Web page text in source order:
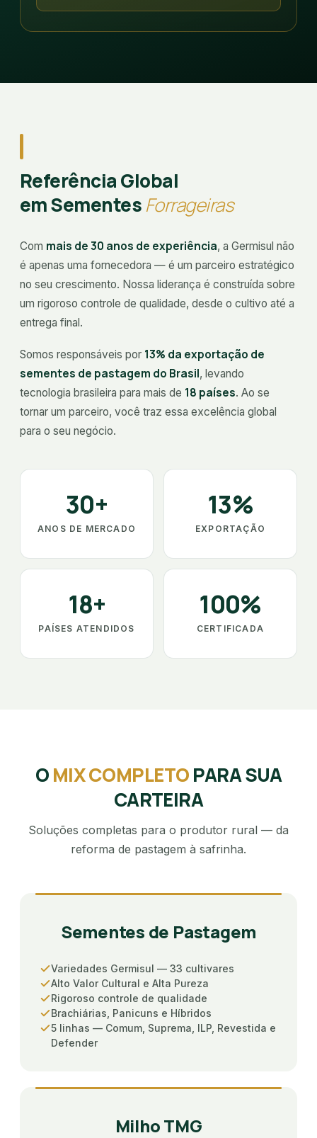
Referência Global
em SementesForrageiras
Com mais de30 anos de experiência, a Germisul não
é apenas uma fornecedora — é um parceiro estratégico
no seu crescimento. Nossa liderança é construída sobre
um rigoroso controle de qualidade, desde o cultivo até a
entrega final.
Somos responsáveis por 13% da exportação de
sementes de pastagem do Brasil, levando
tecnologia brasileira para mais de 18 países. Ao se
tornar um parceiro, você traz essa excelência global
para o seu negócio.
30+
ANOS DE MERCADO
13%
EXPORTAÇÃO
18+
PAÍSES ATENDIDOS
100%
CERTIFICADA
OMIX COMPLETOPARA SUA
CARTEIRA
Soluções completas para o produtor rural — da
reforma de pastagem à safrinha.
Sementes de Pastagem
Variedades Germisul — 33 cultivares
Alto Valor Cultural e Alta Pureza
Rigoroso controle de qualidade
Brachiárias, Panicuns e Híbridos
5 linhas — Comum, Suprema, ILP, Revestida e
Defender
Milho TMG